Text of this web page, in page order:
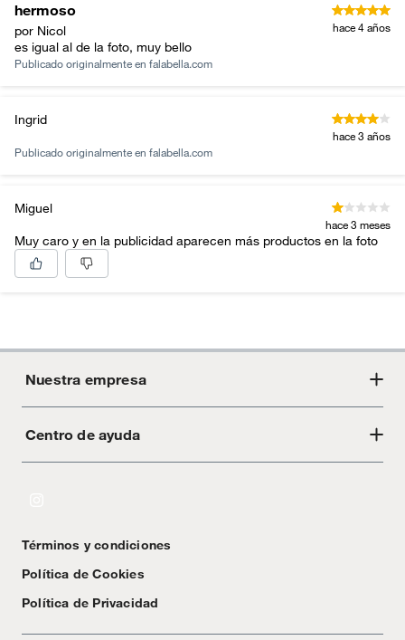
hermoso
por Nicol hace 4 años
es igual al de la foto, muy bello
Publicado originalmente en falabella.com
Ingrid
hace 3 años
Publicado originalmente en falabella.com
Miguel
hace 3 meses
Muy caro y en la publicidad aparecen más productos en la foto
Nuestra empresa
Acerca de Crate
Centro de ayuda
Textos Legales
Términos y condiciones
Política de Cookies
Política de Privacidad